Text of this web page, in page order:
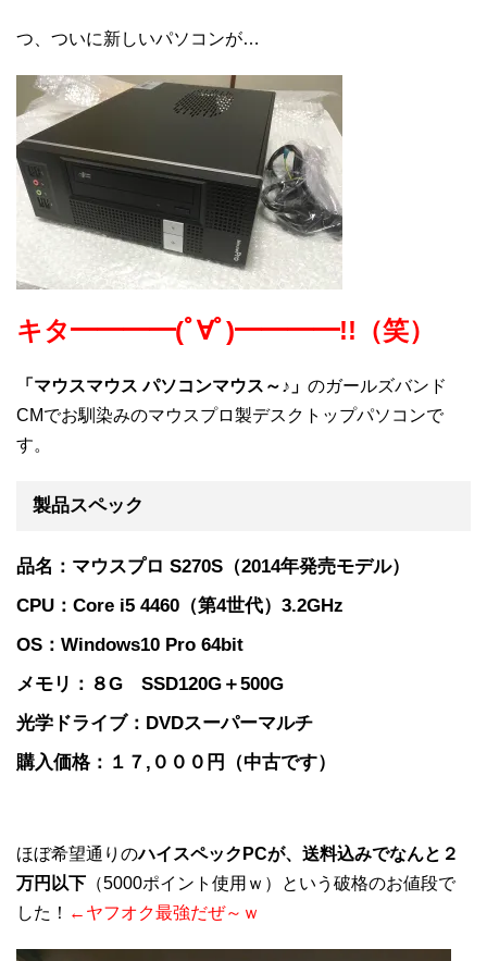
つ、ついに新しいパソコンが…
キタ━━━━(ﾟ∀ﾟ)━━━━!!（笑）
「マウスマウス パソコンマウス～♪」 のガールズバンド
CMでお馴染みのマウスプロ製デスクトップパソコンで
す。
製品スペック
品名：マウスプロ S270S（2014年発売モデル）
CPU：Core i5 4460（第4世代）3.2GHz
OS：Windows10 Pro 64bit
メモリ：８G SSD120G＋500G
光学ドライブ：DVDスーパーマルチ
購入価格：１７,０００円（中古です）
ほぼ希望通りのハイスペックPCが、送料込みでなんと２
万円以下 （5000ポイント使用ｗ）という破格のお値段で
した！ ←ヤフオク最強だぜ～ｗ